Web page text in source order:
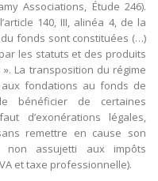
Associations, Étude 246).
140, III, alinéa 4, de la
fonds sont constituées (…)
les statuts et des produits
La transposition du régime
fondations au fonds de
bénéficier de certaines
d’exonérations légales,
remettre en cause son
non assujetti aux impôts
et taxe professionnelle).